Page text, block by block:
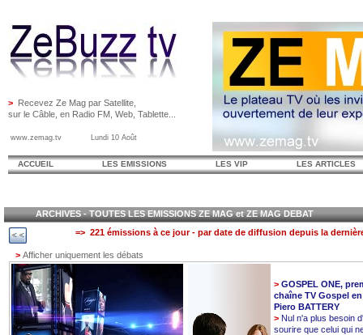
> Recevez Ze Mag par Satellite,
sur le Câble, en Radio FM, Web, Tablette...
www.zemag.tv Lundi 10 Août
ACCUEIL LES EMISSIONS LES VIP LES ARTICLES
ARCHIVES - TOUTES LES EMISSIONS ZE MAG et ZE MAG DEBAT
=> 221 émissions à ce jour - par date de diffusion depuis la
> Afficher uniquement les débats
> GOSPEL ONE,
chaîne TV Gospel
Piero BATTERY
> Nul n'a plus besoin
sourire que celui qui